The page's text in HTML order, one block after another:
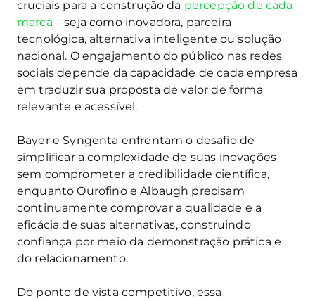
cruciais para a construção da percepção de cada
marca – seja como inovadora, parceira
tecnológica, alternativa inteligente ou solução
nacional. O engajamento do público nas redes
sociais depende da capacidade de cada empresa
em traduzir sua proposta de valor de forma
relevante e acessível.
Bayer e Syngenta enfrentam o desafio de
simplificar a complexidade de suas inovações
sem comprometer a credibilidade científica,
enquanto Ourofino e Albaugh precisam
continuamente comprovar a qualidade e a
eficácia de suas alternativas, construindo
confiança por meio da demonstração prática e
do relacionamento.
Do ponto de vista competitivo, essa